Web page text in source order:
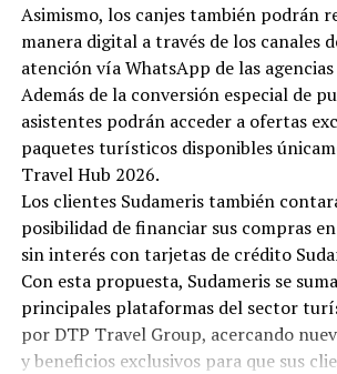
Asimismo, los canjes también podrán
manera digital a través de los canales
atención vía WhatsApp de las agencias
Además de la conversión especial de
asistentes podrán acceder a ofertas
paquetes turísticos disponibles
Travel Hub 2026.
Los clientes Sudameris también
posibilidad de financiar sus compras
sin interés con tarjetas de crédito
Con esta propuesta, Sudameris se
principales plataformas del sector
por DTP Travel Group, acercando
y beneficios exclusivos para que sus